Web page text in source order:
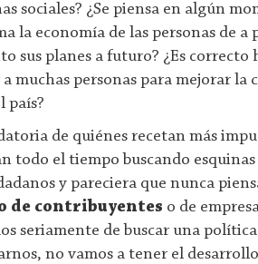
sociales? ¿Se piensa en algún
la economía de las personas de a
sus planes a futuro? ¿Es correcto
muchas personas para mejorar la
país?
de quiénes recetan más
todo el tiempo buscando
y pareciera que nunca
de contribuyentes o de
seriamente de buscar una
no vamos a tener el